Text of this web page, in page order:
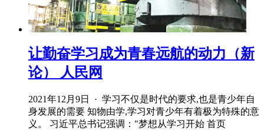
让勤奋学习成为青春远航的动力（新
论） 人民网
2021年12月9日 · 学习不仅是时代的要求,也是青少年自
身发展的需要 知物由学,学习对青少年有着极为特殊的意
义。 习近平总书记强调："梦想从学习开始 首页